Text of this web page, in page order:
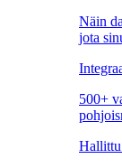
Näin
jota
500+
Hallittu